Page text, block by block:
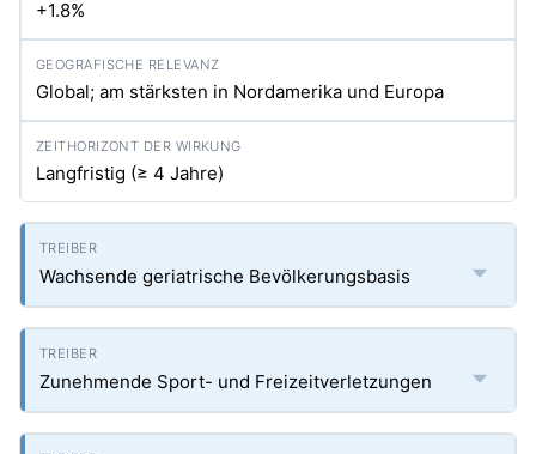
+1.8%
Global; am stärksten in Nordamerika und Europa
Langfristig (≥ 4 Jahre)
Wachsende geriatrische Bevölkerungsbasis
Zunehmende Sport- und Freizeitverletzungen